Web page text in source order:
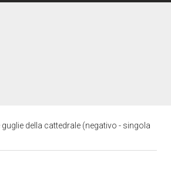
della cattedrale (negativo - singola